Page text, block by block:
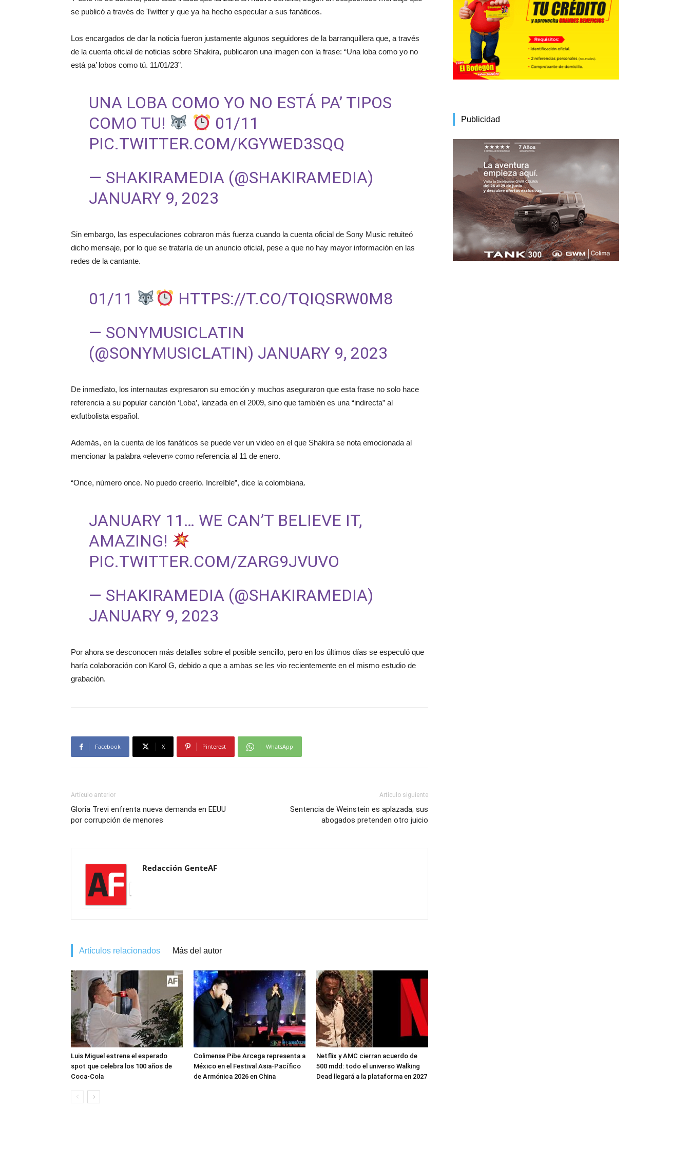
se publicó a través de Twitter y que ya ha hecho especular a sus fanáticos.
Los encargados de dar la noticia fueron justamente algunos seguidores de la barranquillera que, a través
de la cuenta oficial de noticias sobre Shakira, publicaron una imagen con la frase: “Una loba como yo no
está pa’ lobos como tú. 11/01/23”.
UNA LOBA COMO YO NO ESTÁ PA’ TIPOS
COMO TU!
01/11
PIC.TWITTER.COM/KGYWED3SQQ
— SHAKIRAMEDIA (@SHAKIRAMEDIA)
JANUARY 9, 2023
Sin embargo, las especulaciones cobraron más fuerza cuando la cuenta oficial de Sony Music retuiteó
dicho mensaje, por lo que se trataría de un anuncio oficial, pese a que no hay mayor información en las
redes de la cantante.
01/11
HTTPS://T.CO/TQIQSRW0M8
— SONYMUSICLATIN
(@SONYMUSICLATIN) JANUARY 9, 2023
De inmediato, los internautas expresaron su emoción y muchos aseguraron que esta frase no solo hace
referencia a su popular canción ‘Loba’, lanzada en el 2009, sino que también es una “indirecta” al
exfutbolista español.
Además, en la cuenta de los fanáticos se puede ver un video en el que Shakira se nota emocionada al
mencionar la palabra «eleven» como referencia al 11 de enero.
“Once, número once. No puedo creerlo. Increíble”, dice la colombiana.
JANUARY 11… WE CAN’T BELIEVE IT,
AMAZING!
PIC.TWITTER.COM/ZARG9JVUVO
— SHAKIRAMEDIA (@SHAKIRAMEDIA)
JANUARY 9, 2023
Por ahora se desconocen más detalles sobre el posible sencillo, pero en los últimos días se especuló que
haría colaboración con Karol G, debido a que a ambas se les vio recientemente en el mismo estudio de
grabación.
Facebook X Pinterest WhatsApp
Artículo anterior
Gloria Trevi enfrenta nueva demanda en EEUU
por corrupción de menores
Artículo siguiente
Sentencia de Weinstein es aplazada; sus
abogados pretenden otro juicio
Redacción GenteAF
Artículos relacionados Más del autor
Luis Miguel estrena el esperado
spot que celebra los 100 años de
Coca-Cola
Colimense Pibe Arcega representa a
México en el Festival Asia-Pacífico
de Armónica 2026 en China
Netflix y AMC cierran acuerdo de
500 mdd: todo el universo Walking
Dead llegará a la plataforma en 2027
Publicidad